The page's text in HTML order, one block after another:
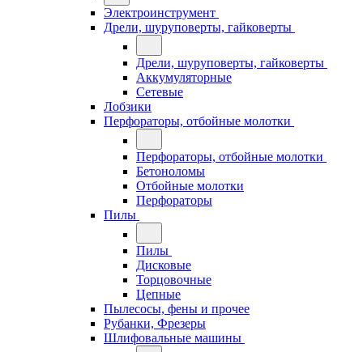
Электроинструмент
Дрели, шуруповерты, гайковерты
Дрели, шуруповерты, гайковерты
Аккумуляторные
Сетевые
Лобзики
Перфораторы, отбойные молотки
Перфораторы, отбойные молотки
Бетоноломы
Отбойные молотки
Перфораторы
Пилы
Пилы
Дисковые
Торцовочные
Цепные
Пылесосы, фены и прочее
Рубанки, Фрезеры
Шлифовальные машины